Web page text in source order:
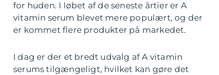
for huden. I løbet af de seneste årtier er A
vitamin serum blevet mere populært, og der
er kommet flere produkter på markedet.
I dag er der et bredt udvalg af A vitamin
serums tilgængeligt, hvilket kan gøre det